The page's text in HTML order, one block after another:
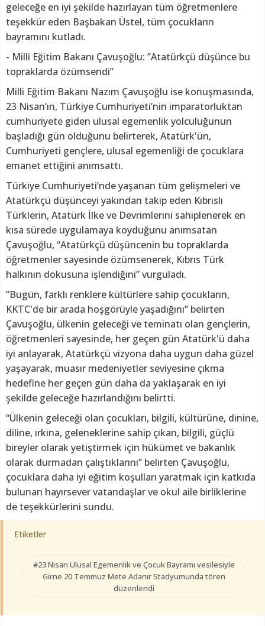
geleceğe en iyi şekilde hazırlayan tüm öğretmenlere
teşekkür eden Başbakan Üstel, tüm çocukların
bayramını kutladı.
- Milli Eğitim Bakanı Çavuşoğlu: ”Atatürkçü düşünce bu
topraklarda özümsendi”
Milli Eğitim Bakanı Nazım Çavuşoğlu ise konuşmasında,
23 Nisan’ın, Türkiye Cumhuriyeti’nin imparatorluktan
cumhuriyete giden ulusal egemenlik yolculuğunun
başladığı gün olduğunu belirterek, Atatürk'ün,
Cumhuriyeti gençlere, ulusal egemenliği de çocuklara
emanet ettiğini anımsattı.
Türkiye Cumhuriyeti’nde yaşanan tüm gelişmeleri ve
Atatürkçü düşünceyi yakından takip eden Kıbrıslı
Türklerin, Atatürk İlke ve Devrimlerini sahiplenerek en
kısa sürede uygulamaya koyduğunu anımsatan
Çavuşoğlu, “Atatürkçü düşüncenin bu topraklarda
öğretmenler sayesinde özümsenerek, Kıbrıs Türk
halkının dokusuna işlendiğini” vurguladı.
“Bugün, farklı renklere kültürlere sahip çocukların,
KKTC'de bir arada hoşgörüyle yaşadığını” belirten
Çavuşoğlu, ülkenin geleceği ve teminatı olan gençlerin,
öğretmenleri sayesinde, her geçen gün Atatürk'ü daha
iyi anlayarak, Atatürkçü vizyona daha uygun daha güzel
yaşayarak, muasır medeniyetler seviyesine çıkma
hedefine her geçen gün daha da yaklaşarak en iyi
şekilde geleceğe hazırlandığını belirtti.
“Ülkenin geleceği olan çocukları, bilgili, kültürüne, dinine,
diline, ırkına, geleneklerine sahip çıkan, bilgili, güçlü
bireyler olarak yetiştirmek için hükümet ve bakanlık
olarak durmadan çalıştıklarını” belirten Çavuşoğlu,
çocuklara daha iyi eğitim koşulları yaratmak için katkıda
bulunan hayırsever vatandaşlar ve okul aile birliklerine
de teşekkürlerini sundu.
Etiketler
#23 Nisan Ulusal Egemenlik ve Çocuk Bayramı vesilesiyle
Girne 20 Temmuz Mete Adanır Stadyumunda tören
düzenlendi